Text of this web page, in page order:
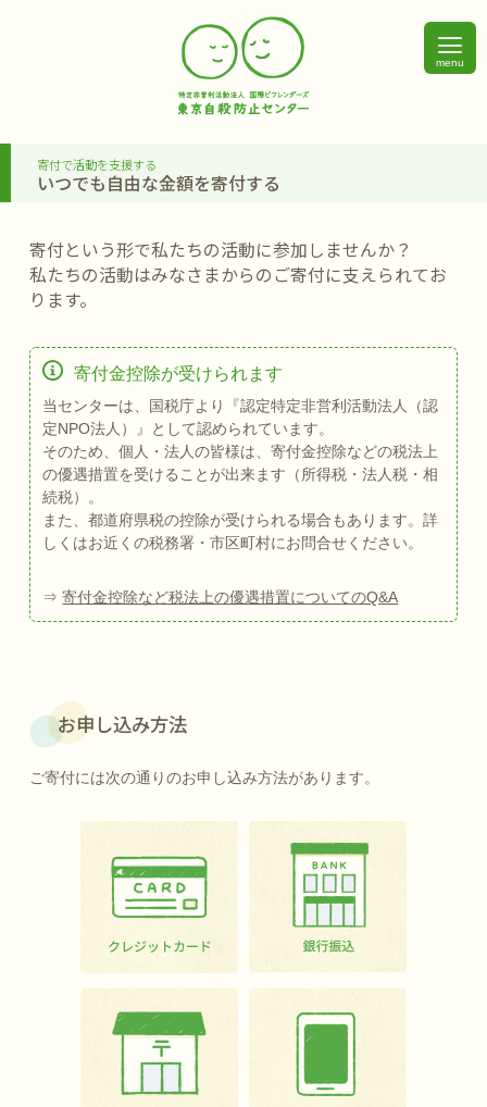
menu
寄付で活動を支援する
いつでも自由な金額を寄付する
寄付という形で私たちの活動に参加しませんか？
私たちの活動はみなさまからのご寄付に支えられてお
ります。
寄付金控除が受けられます
当センターは、国税庁より『認定特定非営利活動法人（認
定NPO法人）』として認められています。
そのため、個人・法人の皆様は、寄付金控除などの税法上
の優遇措置を受けることが出来ます（所得税・法人税・相
続税）。
また、都道府県税の控除が受けられる場合もあります。詳
しくはお近くの税務署・市区町村にお問合せください。
⇒寄付金控除など税法上の優遇措置についてのQ&A
お申し込み方法
ご寄付には次の通りのお申し込み方法があります。